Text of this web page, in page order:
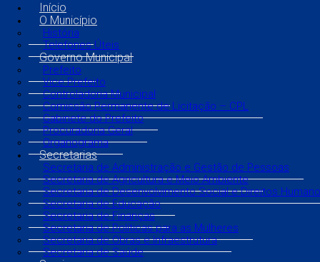
Início
O Município
História
Telefones Úteis
Governo Municipal
Prefeito
Vice Prefeito
Controladoria Municipal
Comissão Permanente de Licitação – CPL
Gabinete do Prefeito
Procuradoria Geral
Organograma
Secretarias
Secretaria de Administração e Gestão de Pessoas
Secretaria de Agricultura e Meio Ambiente
Secretaria de Desenvolvimento Social e Direitos
Secretaria de Educação
Secretaria de Finanças
Secretaria de Políticas para as Mulheres
Secretaria de Obras e Infraestrutura
Secretaria de Saúde